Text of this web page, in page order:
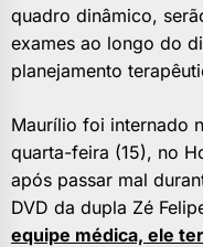
quadro dinâmico,
exames ao longo do
planejamento
Maurílio foi internado
quarta-feira (15), no
após passar mal
DVD da dupla Zé
equipe médica, ele